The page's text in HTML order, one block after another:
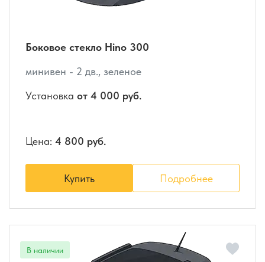
Боковое стекло Hino 300
минивен - 2 дв., зеленое
Установка от 4 000 руб.
Цена: 4 800 руб.
Купить Подробнее